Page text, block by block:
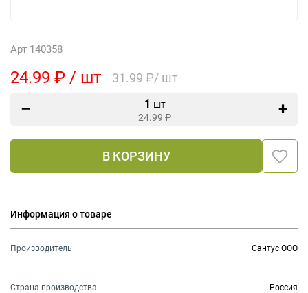
Арт 140358
24.99 ₽ / шт 31.99 ₽/ шт
1 шт
24.99 ₽
В КОРЗИНУ
Информация о товаре
Производитель Сантус ООО
Страна производства Россия